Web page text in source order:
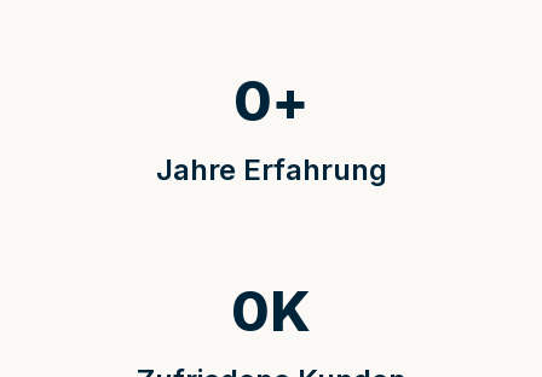
Jahre Erfahrung
0+
0K